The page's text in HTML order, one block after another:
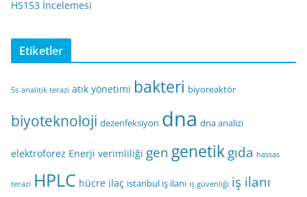
HS153 İncelemesi
Etiketler
5s analitik terazi atık yönetimi bakteri biyoreaktör
biyoteknoloji dezenfeksiyon dna dna analizi
elektroforez Enerji verimliliği gen genetikgıda hassas
terazi HPLC hücre ilaç istanbul iş ilanı iş güvenliği iş ilanı